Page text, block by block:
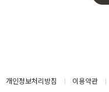
개인정보처리방침 이용약관